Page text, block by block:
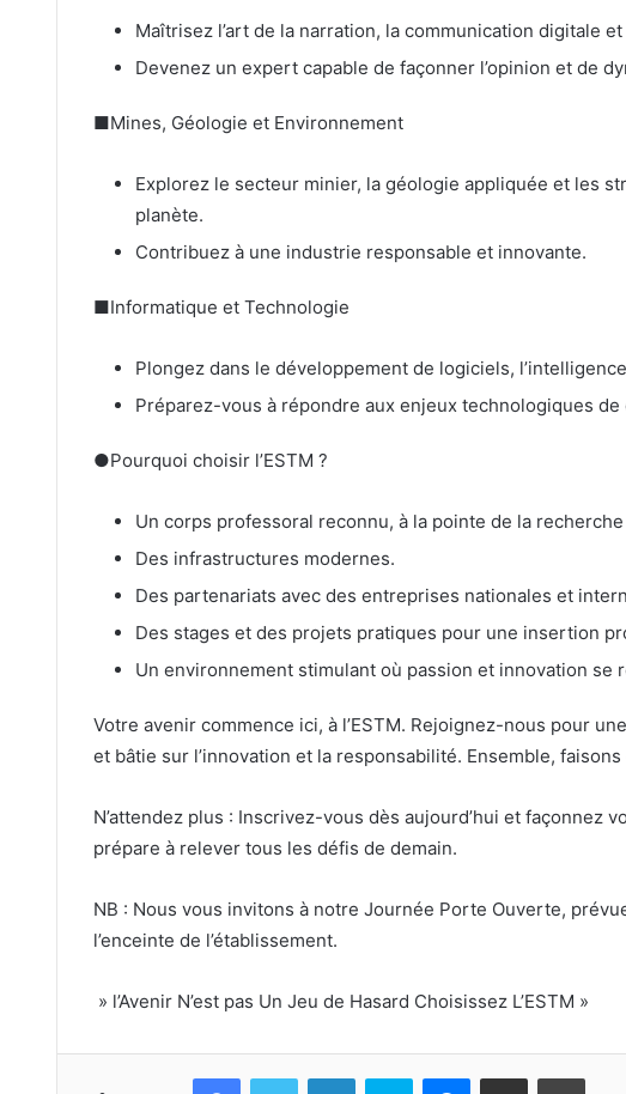
Maîtrisez l’art de la narration, la communication digitale
Devenez un expert capable de façonner l’opinion et de
■Mines, Géologie et Environnement
Explorez le secteur minier, la géologie appliquée et les
planète.
Contribuez à une industrie responsable et innovante.
■Informatique et Technologie
Plongez dans le développement de logiciels,
Préparez-vous à répondre aux enjeux technologiques de
●Pourquoi choisir l’ESTM ?
Un corps professoral reconnu, à la pointe de la
Des infrastructures modernes.
Des partenariats avec des entreprises nationales et
Des stages et des projets pratiques pour une insertion
Un environnement stimulant où passion et innovation se
Votre avenir commence ici, à l’ESTM. Rejoignez-nous pour
et bâtie sur l’innovation et la responsabilité. Ensemble,
N’attendez plus : Inscrivez-vous dès aujourd’hui et façonnez
prépare à relever tous les défis de demain.
NB : Nous vous invitons à notre Journée Porte Ouverte,
l’enceinte de l’établissement.
» l’Avenir N’est pas Un Jeu de Hasard Choisissez L’ESTM »
FacebookTwitter LinkedinSkype Messenger
Partager par email